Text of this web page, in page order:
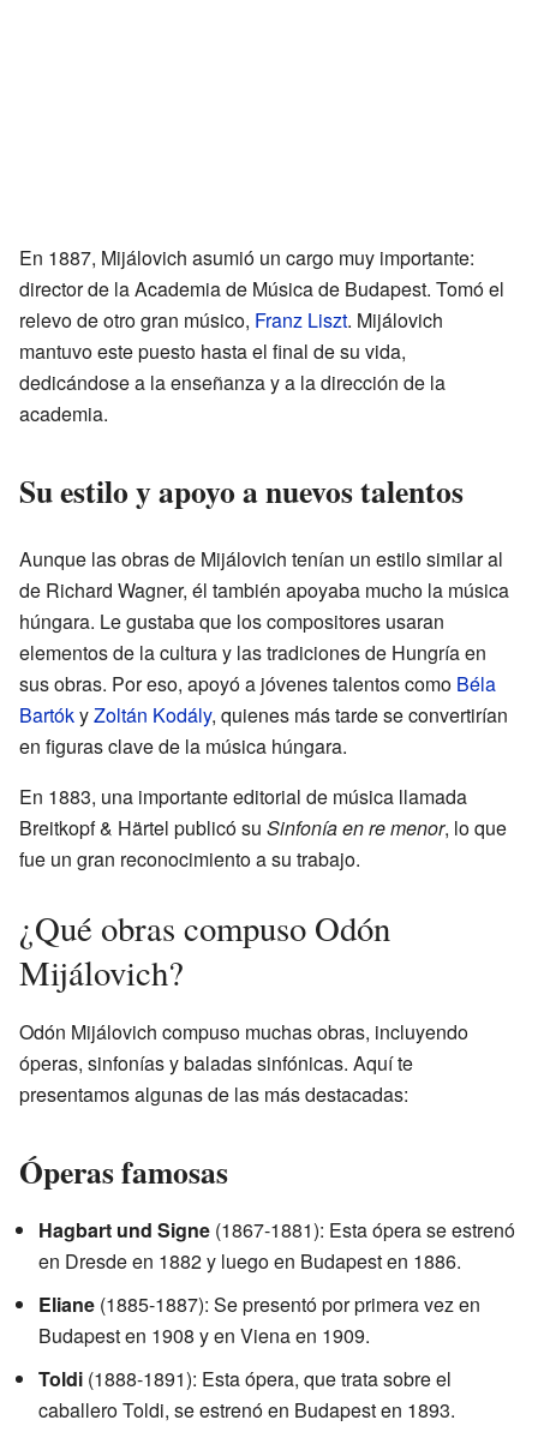
En 1887, Mijálovich asumió un cargo muy importante:
director de la Academia de Música de Budapest. Tomó el
relevo de otro gran músico, Franz Liszt. Mijálovich
mantuvo este puesto hasta el final de su vida,
dedicándose a la enseñanza y a la dirección de la
academia.
Su estilo y apoyo a nuevos talentos
Aunque las obras de Mijálovich tenían un estilo similar al
de Richard Wagner, él también apoyaba mucho la música
húngara. Le gustaba que los compositores usaran
elementos de la cultura y las tradiciones de Hungría en
sus obras. Por eso, apoyó a jóvenes talentos como Béla
BartókyZoltán Kodály, quienes más tarde se convertirían
en figuras clave de la música húngara.
En 1883, una importante editorial de música llamada
Breitkopf & Härtel publicó su Sinfonía en re menor, lo que
fue un gran reconocimiento a su trabajo.
¿Qué obras compuso Odón
Mijálovich?
Odón Mijálovich compuso muchas obras, incluyendo
óperas, sinfonías y baladas sinfónicas. Aquí te
presentamos algunas de las más destacadas:
Óperas famosas
Hagbart und Signe (1867-1881): Esta ópera se estrenó
en Dresde en 1882 y luego en Budapest en 1886.
Eliane (1885-1887): Se presentó por primera vez en
Budapest en 1908 y en Viena en 1909.
Toldi (1888-1891): Esta ópera, que trata sobre el
caballero Toldi, se estrenó en Budapest en 1893.